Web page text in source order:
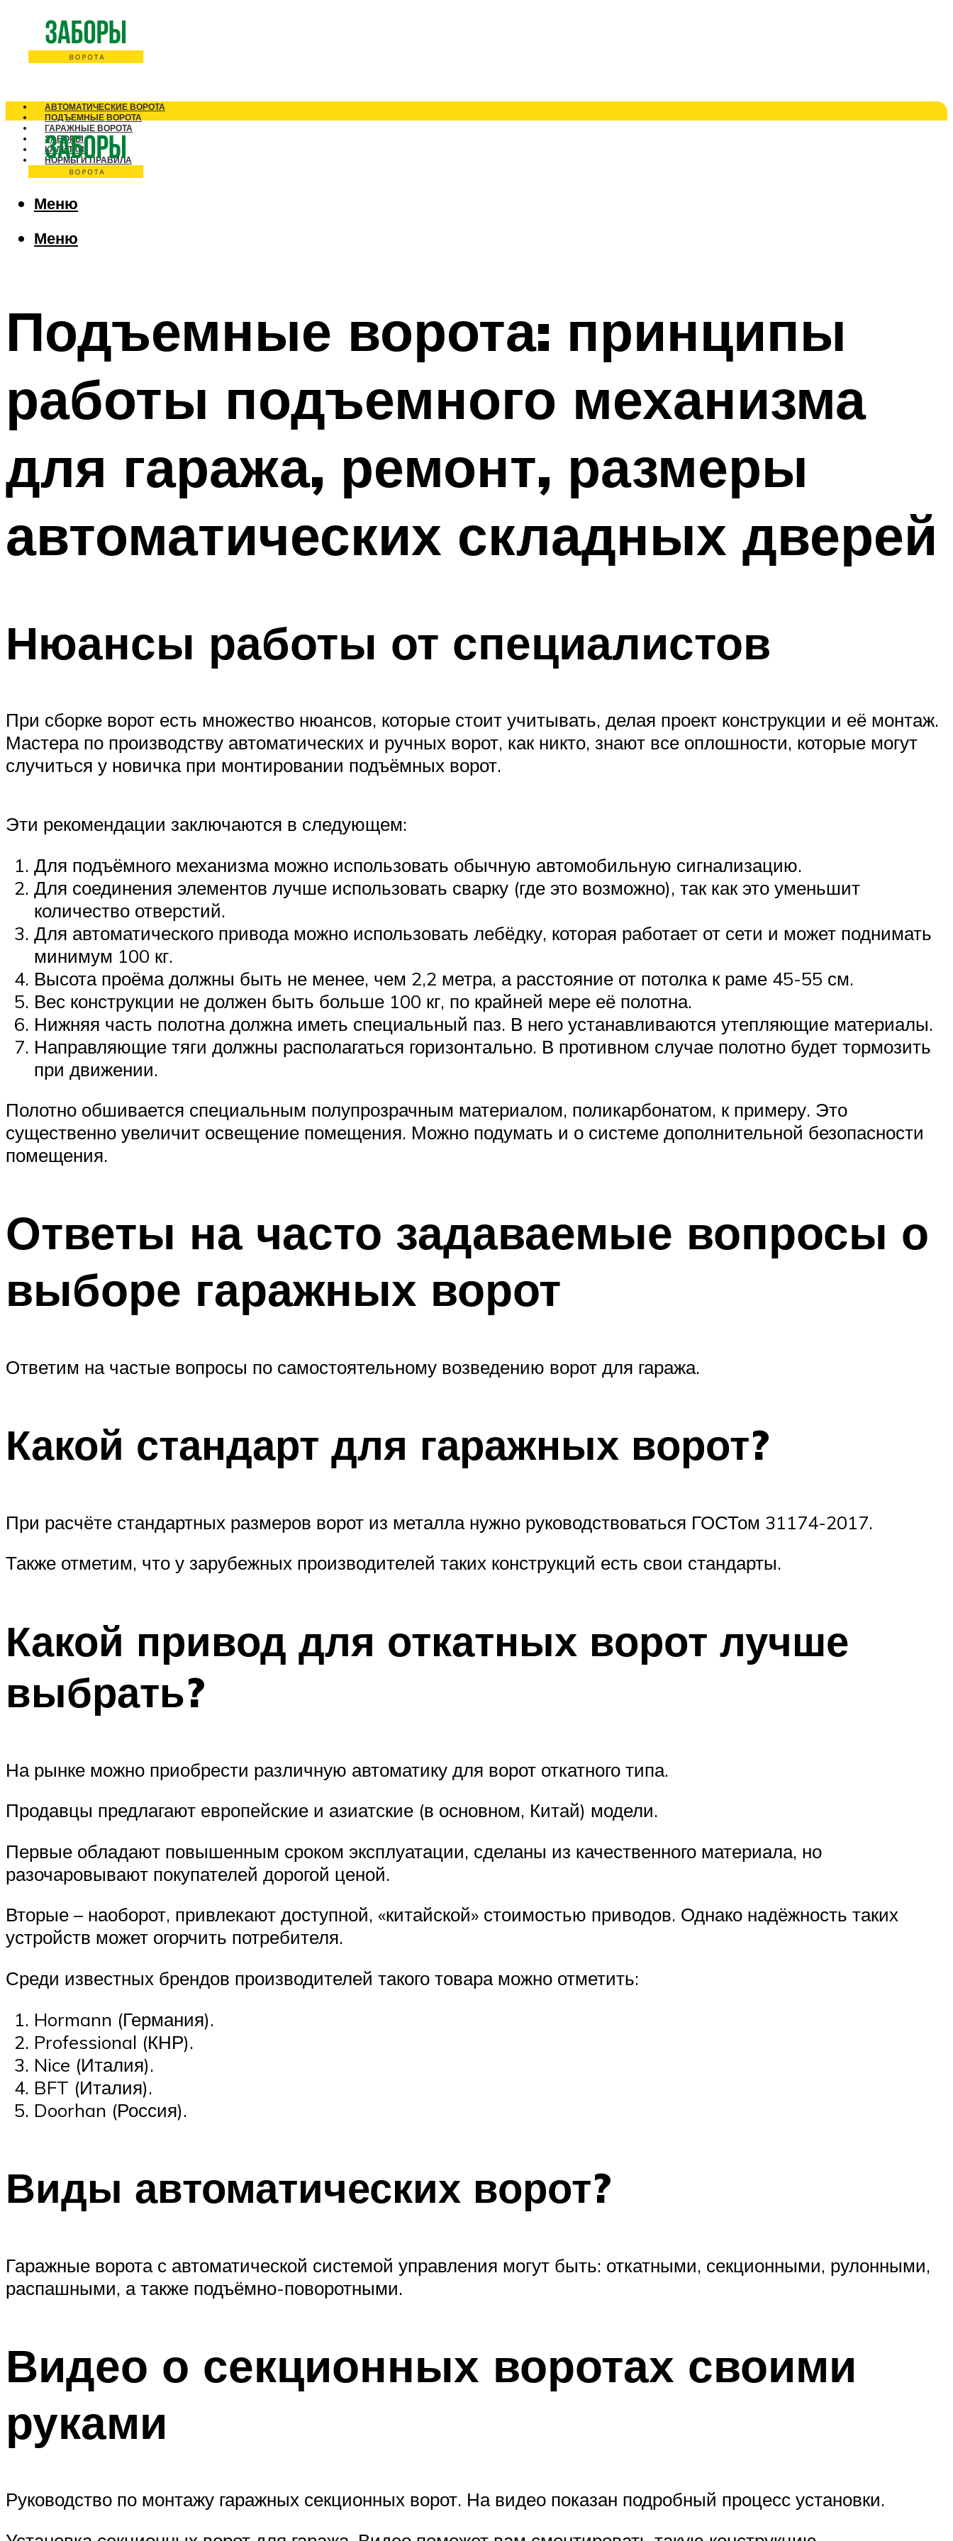
АВТОМАТИЧЕСКИЕ ВОРОТА
ПОДЪЕМНЫЕ ВОРОТА
ГАРАЖНЫЕ ВОРОТА
ЗАБОРЫ
КАЛИТКИ
НОРМЫ И ПРАВИЛА
Меню
Меню
Подъемные ворота: принципы
работы подъемного механизма
для гаража, ремонт, размеры
автоматических складных дверей
Нюансы работы от специалистов
При сборке ворот есть множество нюансов, которые стоит учитывать, делая проект конструкции и её монтаж.
Мастера по производству автоматических и ручных ворот, как никто, знают все оплошности, которые могут
случиться у новичка при монтировании подъёмных ворот.
Эти рекомендации заключаются в следующем:
Для подъёмного механизма можно использовать обычную автомобильную сигнализацию.
Для соединения элементов лучше использовать сварку (где это возможно), так как это уменьшит
количество отверстий.
Для автоматического привода можно использовать лебёдку, которая работает от сети и может поднимать
минимум 100 кг.
Высота проёма должны быть не менее, чем 2,2 метра, а расстояние от потолка к раме 45-55 см.
Вес конструкции не должен быть больше 100 кг, по крайней мере её полотна.
Нижняя часть полотна должна иметь специальный паз. В него устанавливаются утепляющие материалы.
Направляющие тяги должны располагаться горизонтально. В противном случае полотно будет тормозить
при движении.
Полотно обшивается специальным полупрозрачным материалом, поликарбонатом, к примеру. Это
существенно увеличит освещение помещения. Можно подумать и о системе дополнительной безопасности
помещения.
Ответы на часто задаваемые вопросы о
выборе гаражных ворот
Ответим на частые вопросы по самостоятельному возведению ворот для гаража.
Какой стандарт для гаражных ворот?
При расчёте стандартных размеров ворот из металла нужно руководствоваться ГОСТом 31174-2017.
Также отметим, что у зарубежных производителей таких конструкций есть свои стандарты.
Какой привод для откатных ворот лучше
выбрать?
На рынке можно приобрести различную автоматику для ворот откатного типа.
Продавцы предлагают европейские и азиатские (в основном, Китай) модели.
Первые обладают повышенным сроком эксплуатации, сделаны из качественного материала, но
разочаровывают покупателей дорогой ценой.
Вторые – наоборот, привлекают доступной, «китайской» стоимостью приводов. Однако надёжность таких
устройств может огорчить потребителя.
Среди известных брендов производителей такого товара можно отметить:
Hormann (Германия).
Professional (КНР).
Nice (Италия).
BFT (Италия).
Doorhan (Россия).
Виды автоматических ворот?
Гаражные ворота с автоматической системой управления могут быть: откатными, секционными, рулонными,
распашными, а также подъёмно-поворотными.
Видео о секционных воротах своими
руками
Руководство по монтажу гаражных секционных ворот. На видео показан подробный процесс установки.